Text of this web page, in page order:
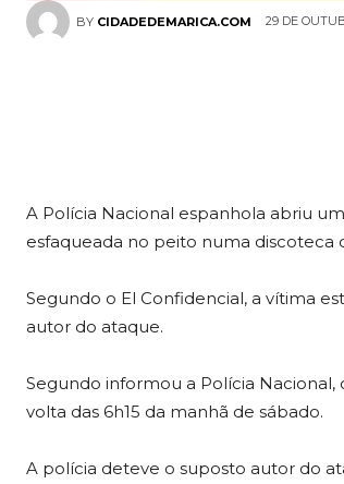
BY CIDADEDEMARICA.COM 29 DE
A Polícia Nacional espanhola abriu
esfaqueada no peito numa discoteca
Segundo o El Confidencial, a vítima
autor do ataque.
Segundo informou a Polícia
volta das 6h15 da manhã de sábado.
A polícia deteve o suposto autor do